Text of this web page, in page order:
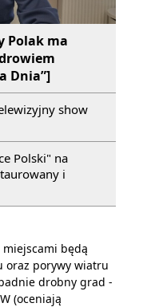
Polak ma
Dnia”]
show
Polski" na
i
będą
oraz porywy wiatru
drobny grad -
(oceniają